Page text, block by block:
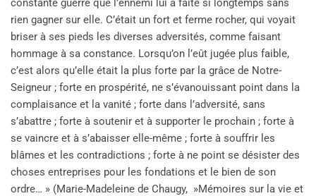
constante guerre que l’ennemi lui a faite si longtemps sans
rien gagner sur elle. C’était un fort et ferme rocher, qui voyait
briser à ses pieds les diverses adversités, comme faisant
hommage à sa constance. Lorsqu’on l’eût jugée plus faible,
c’est alors qu’elle était la plus forte par la grâce de Notre-
Seigneur ; forte en prospérité, ne s’évanouissant point dans la
complaisance et la vanité ; forte dans l’adversité, sans
s’abattre ; forte à soutenir et à supporter le prochain ; forte à
se vaincre et à s’abaisser elle-même ; forte à souffrir les
blâmes et les contradictions ; forte à ne point se désister des
choses entreprises pour les fondations et le bien de son
ordre… » (Marie-Madeleine de Chaugy, »Mémoires sur la vie et